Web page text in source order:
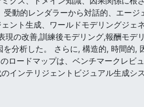
動的レンダラーから対話的、エー
ント生成、ワールドモデリングジ
の改善,訓練後モデリング,報酬モデ
分析した。 さらに, 構造的, 時間的,
ロードマップは、ベンチマークレビ
インテリジェントビジュアル生成シ